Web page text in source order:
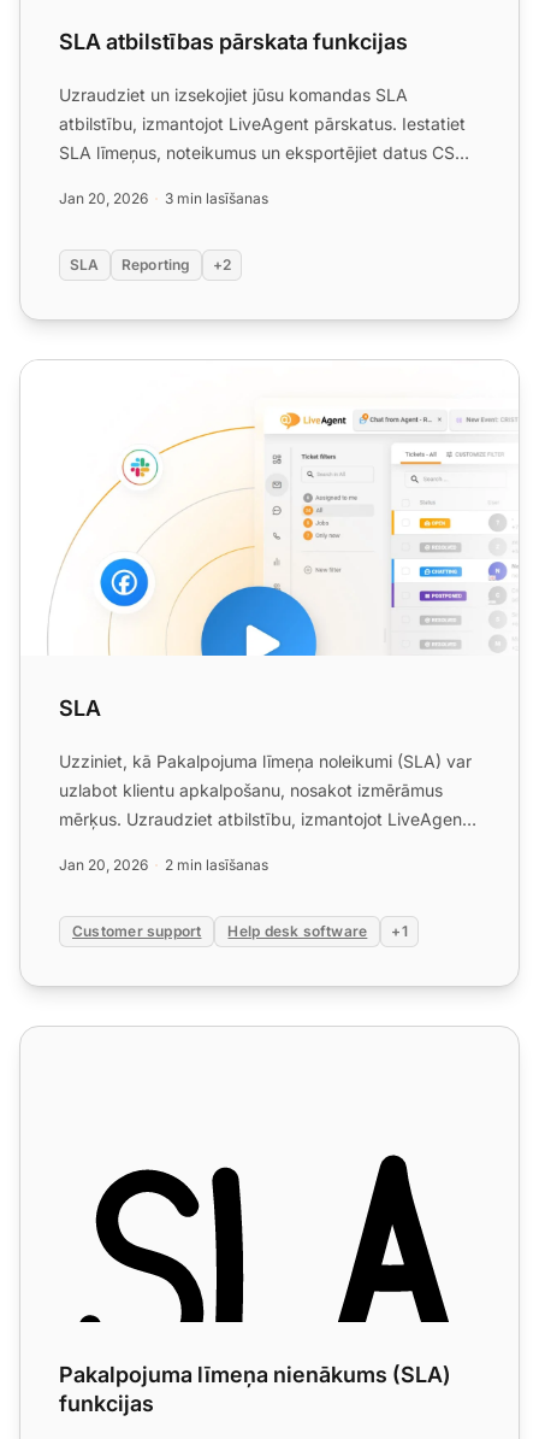
SLA atbilstības pārskata funkcijas
Uzraudziet un izsekojiet jūsu komandas SLA
atbilstību, izmantojot LiveAgent pārskatus. Iestatiet
SLA līmeņus, noteikumus un eksportējiet datus CSV
Jan 20, 2026 3 min lasīšanas
SLA Reporting +2
SLA
SLA
Uzziniet, kā Pakalpojuma līmeņa noleikumi (SLA) var
uzlabot klientu apkalpošanu, nosakot izmērāmus
mērķus. Uzraudziet atbilstību, izmantojot LiveAgent
Jan 20, 2026 2 min lasīšanas
Customer support Help desk software +1
Pakalpojuma līmeņa nienākums (SLA) funkcijas
Pakalpojuma līmeņa nienākums (SLA)
funkcijas